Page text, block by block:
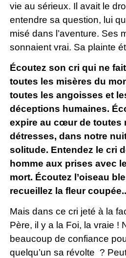
vie au sérieux. Il avait le
entendre sa question, lui
misé dans l’aventure. Ses
sonnaient vrai. Sa plainte
Écoutez son cri qui ne
toutes les misères du
toutes les angoisses et
déceptions humaines.
expire au cœur de toutes
détresses, dans notre
solitude. Entendez le cri
homme aux prises avec
mort. Écoutez l’oiseau
recueillez la fleur
Mais dans ce cri jeté à la
Père, il y a la Foi, la vraie !
beaucoup de confiance
quelqu’un sa révolte ?